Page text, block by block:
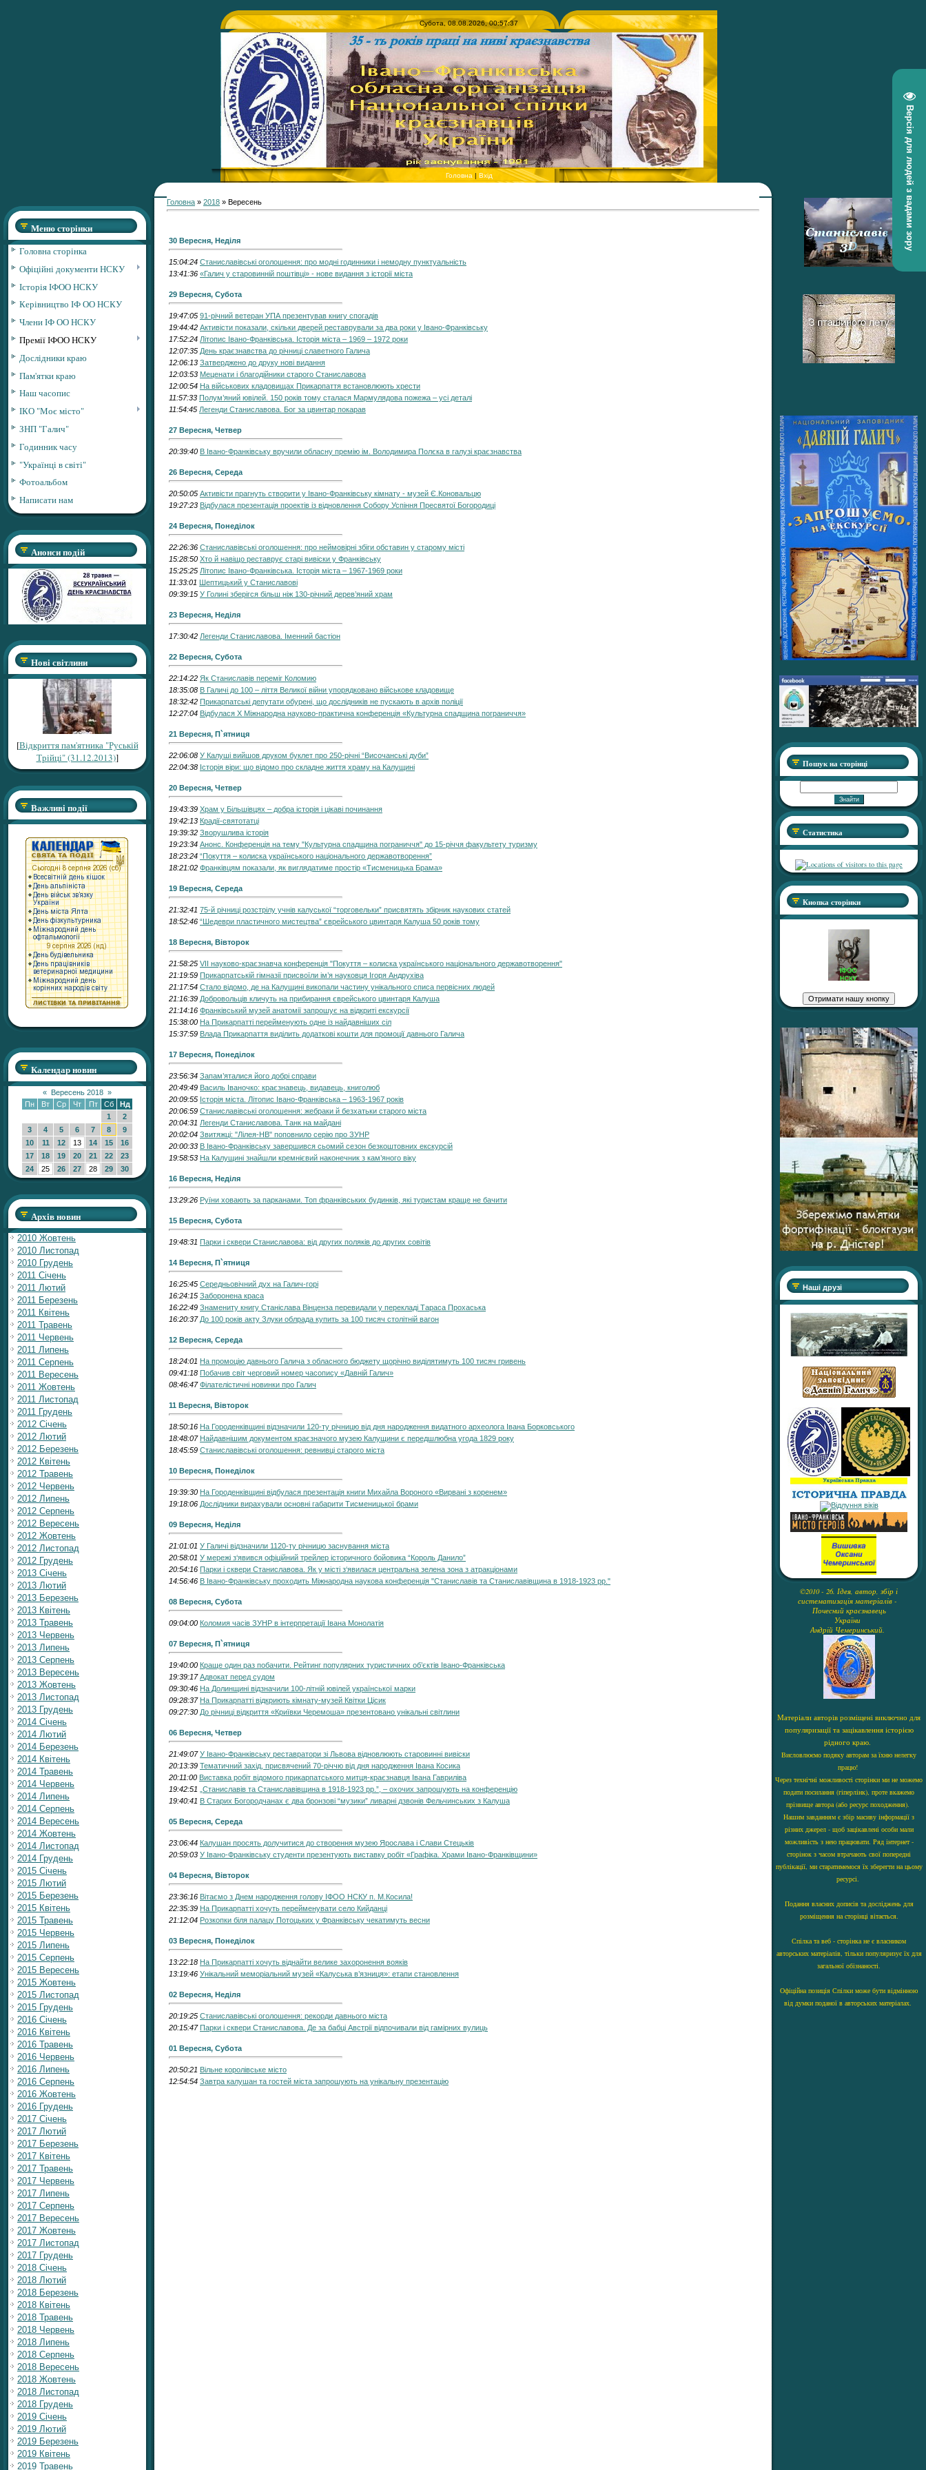
Версія для людей з вадами зору
Субота, 08.08.2026, 00:57:37
Головна | Вхід
Меню сторінки
Головна сторінка
Офіційні документи НСКУ
Історія ІФОО НСКУ
Керівництво ІФ ОО НСКУ
Члени ІФ ОО НСКУ
Премії ІФОО НСКУ
Дослідники краю
Пам'ятки краю
Наш часопис
ІКО "Моє місто"
ЗНП "Галич"
Годинник часу
"Українці в світі"
Фотоальбом
Написати нам
Анонси подій
Нові світлини
[Відкриття пам'ятника "Руській
Трійці" (31.12.2013)]
Важливі події
Календар новин
« Вересень 2018 »
Пн
Вт Ср Чт Пт Сб
Нд
1
2
3
4 5 6 7 8
9
10
11 12 13 14 15
16
17
18 19 20 21 22
23
24
25 26 27 28 29 30
Архів новин
2010 Жовтень
2010 Листопад
2010 Грудень
2011 Січень
2011 Лютий
2011 Березень
2011 Квітень
2011 Травень
2011 Червень
2011 Липень
2011 Серпень
2011 Вересень
2011 Жовтень
2011 Листопад
2011 Грудень
2012 Січень
2012 Лютий
2012 Березень
2012 Квітень
2012 Травень
2012 Червень
2012 Липень
2012 Серпень
2012 Вересень
2012 Жовтень
2012 Листопад
2012 Грудень
2013 Січень
2013 Лютий
2013 Березень
2013 Квітень
2013 Травень
2013 Червень
2013 Липень
2013 Серпень
2013 Вересень
2013 Жовтень
2013 Листопад
2013 Грудень
2014 Січень
2014 Лютий
2014 Березень
2014 Квітень
2014 Травень
2014 Червень
2014 Липень
2014 Серпень
2014 Вересень
2014 Жовтень
2014 Листопад
2014 Грудень
2015 Січень
2015 Лютий
2015 Березень
2015 Квітень
2015 Травень
2015 Червень
2015 Липень
2015 Серпень
2015 Вересень
2015 Жовтень
2015 Листопад
2015 Грудень
2016 Січень
2016 Квітень
2016 Травень
2016 Червень
2016 Липень
2016 Серпень
2016 Жовтень
2016 Грудень
2017 Січень
2017 Лютий
2017 Березень
2017 Квітень
2017 Травень
2017 Червень
2017 Липень
2017 Серпень
2017 Вересень
2017 Жовтень
2017 Листопад
2017 Грудень
2018 Січень
2018 Лютий
2018 Березень
2018 Квітень
2018 Травень
2018 Червень
2018 Липень
2018 Серпень
2018 Вересень
2018 Жовтень
2018 Листопад
2018 Грудень
2019 Січень
2019 Лютий
2019 Березень
2019 Квітень
2019 Травень
Головна » 2018 » Вересень
30 Вересня, Неділя
15:04:24 Станиславівські оголошення: про модні годинники і немодну пунктуальність
13:41:36 «Галич у старовинній поштівці» - нове видання з історії міста
29 Вересня, Субота
19:47:05 91-річний ветеран УПА презентував книгу спогадів
19:44:42 Активісти показали, скільки дверей реставрували за два роки у Івано-Франківську
17:52:24 Літопис Івано-Франківська. Історія міста – 1969 – 1972 роки
12:07:35 День краєзнавства до річниці славетного Галича
12:06:13 Затверджено до друку нові видання
12:03:53 Меценати і благодійники старого Станиславова
12:00:54 На військових кладовищах Прикарпаття встановлюють хрести
11:57:33 Полум’яний ювілей. 150 років тому сталася Мармулядова пожежа – усі деталі
11:54:45 Легенди Станиславова. Бог за цвинтар покарав
27 Вересня, Четвер
20:39:40 В Івано-Франківську вручили обласну премію ім. Володимира Полєка в галузі краєзнавства
26 Вересня, Середа
20:50:05 Активісти прагнуть створити у Івано-Франківську кімнату - музей Є.Коновальцю
19:27:23 Відбулася презентація проектів із відновлення Собору Успіння Пресвятої Богородиці
24 Вересня, Понеділок
22:26:36 Станиславівські оголошення: про неймовірні збіги обставин у старому місті
15:28:50 Хто й навіщо реставрує старі вивіски у Франківську
15:25:25 Літопис Івано-Франківська. Історія міста – 1967-1969 роки
11:33:01
Шептицький у Станиславові
09:39:15 У Голині зберігся більш ніж 130-річний дерев’яний храм
23 Вересня, Неділя
17:30:42 Легенди Станиславова. Іменний бастіон
22 Вересня, Субота
22:14:22 Як Станиславів переміг Коломию
18:35:08 В Галичі до 100 – ліття Великої війни упорядковано військове кладовище
18:32:42 Прикарпатські депутати обурені, що дослідників не пускають в архів поліції
12:27:04 Відбулася Х Міжнародна науково-практична конференція «Культурна спадщина пограниччя»
21 Вересня, П`ятниця
22:06:08 У Калуші вийшов друком буклет про 250-річні “Височанські дуби”
22:04:38 Історія віри: що відомо про складне життя храму на Калущині
20 Вересня, Четвер
19:43:39 Храм у Більшівцях – добра історія і цікаві починання
19:42:13 Крадії-святотатці
19:39:32 Зворушлива історія
19:23:34 Анонс. Конференція на тему "Культурна спадщина пограниччя" до 15-річчя факультету туризму
18:23:24 “Покуття – колиска українського національного державотворення”
18:21:02 Франківцям показали, як виглядатиме простір «Тисменицька Брама»
19 Вересня, Середа
21:32:41 75-й річниці розстрілу учнів калуської “торговельки” присвятять збірник наукових статей
18:52:46 “Шедеври пластичного мистецтва” єврейського цвинтаря Калуша 50 років тому
18 Вересня, Вівторок
21:58:25 VII науково-краєзнавча конференція "Покуття – колиска українського національного державотворення"
21:19:59 Прикарпатській гімназії присвоїли ім’я науковця Ігоря Андрухіва
21:17:54 Стало відомо, де на Калущині викопали частину унікального списа первісних людей
21:16:39 Добровольців кличуть на прибирання єврейського цвинтаря Калуша
21:14:16 Франківський музей анатомії запрошує на відкриті екскурсії
15:38:00 На Прикарпатті перейменують одне із найдавніших сіл
15:37:59 Влада Прикарпаття виділить додаткові кошти для промоції давнього Галича
17 Вересня, Понеділок
23:56:34 Запам’яталися його добрі справи
20:49:49 Василь Іваночко: краєзнавець, видавець, книголюб
20:09:55 Історія міста. Літопис Івано-Франківська – 1963-1967 років
20:06:59 Станиславівські оголошення: жебраки й безхатьки старого міста
20:04:31 Легенди Станиславова. Танк на майдані
20:02:04 Звитяжці: "Лілея-НВ" поповнило серію про ЗУНР
20:00:33 В Івано-Франківську завершився сьомий сезон безкоштовних екскурсій
19:58:53 На Калущині знайшли кремнієвий наконечник з кам’яного віку
16 Вересня, Неділя
13:29:26 Руїни ховають за парканами. Топ франківських будинків, які туристам краще не бачити
15 Вересня, Субота
19:48:31 Парки і сквери Станиславова: від других поляків до других совітів
14 Вересня, П`ятниця
16:25:45 Середньовічний дух на Галич-горі
16:24:15 Заборонена краса
16:22:49 Знамениту книгу Станіслава Вінценза перевидали у перекладі Тараса Прохаська
16:20:37 До 100 років акту Злуки облрада купить за 100 тисяч столітній вагон
12 Вересня, Середа
18:24:01 На промоцію давнього Галича з обласного бюджету щорічно виділятимуть 100 тисяч гривень
09:41:18 Побачив світ черговий номер часопису «Давній Галич»
08:46:47 Філателістичні новинки про Галич
11 Вересня, Вівторок
18:50:16 На Городенківщині відзначили 120-ту річницю від дня народження видатного археолога Івана Борковського
18:48:07 Найдавнішим документом краєзначого музею Калущини є передшлюбна угода 1829 року
18:45:59 Станиславівські оголошення: ревнивці старого міста
10 Вересня, Понеділок
19:39:30 На Городенківщині відбулася презентація книги Михайла Вороного «Вирвані з коренем»
19:18:06 Дослідники вирахували основні габарити Тисменицької брами
09 Вересня, Неділя
21:01:01 У Галичі відзначили 1120-ту річницю заснування міста
20:58:01 У мережі з‘явився офіційний трейлер історичного бойовика “Король Данило”
20:54:16 Парки і сквери Станиславова. Як у місті з‘явилася центральна зелена зона з атракціонами
14:56:46 В Івано-Франківську проходить Міжнародна наукова конференція "Станиславів та Станиславівщина в 1918-1923 рр."
08 Вересня, Субота
09:04:00 Коломия часів ЗУНР в інтерпретації Івана Монолатія
07 Вересня, П`ятниця
19:40:00 Краще один раз побачити. Рейтинг популярних туристичних об’єктів Івано-Франківська
19:39:17 Адвокат перед судом
09:30:46 На Долинщині відзначили 100-літній ювілей української марки
09:28:37 На Прикарпатті відкриють кімнату-музей Квітки Цісик
09:27:30 До річниці відкриття «Криївки Черемоша» презентовано унікальні світлини
06 Вересня, Четвер
21:49:07 У Івано-Франківську реставратори зі Львова відновлюють старовинні вивіски
20:13:39 Тематичний захід, присвячений 70-річчю від дня народження Івана Косика
20:11:00 Виставка робіт відомого прикарпатського митця-краєзнавця Івана Гавриліва
19:42:51
„Станиславів та Станиславівщина в 1918-1923 рр.”, – охочих запрошують на конференцію
19:40:41 В Старих Богородчанах є два бронзові “музики” ливарні дзвонів Фельчинських з Калуша
05 Вересня, Середа
23:06:44 Калушан просять долучитися до створення музею Ярослава і Слави Стецьків
20:59:03 У Івано-Франківську студенти презентують виставку робіт «Графіка. Храми Івано-Франківщини»
04 Вересня, Вівторок
23:36:16 Вітаємо з Днем народження голову ІФОО НСКУ п. М.Косила!
22:35:39 На Прикарпатті хочуть перейменувати село Кийданці
21:12:04 Розкопки біля палацу Потоцьких у Франківську чекатимуть весни
03 Вересня, Понеділок
13:22:18 На Прикарпатті хочуть віднайти велике захоронення вояків
13:19:46 Унікальний меморіальний музей «Калуська в’язниця»: етапи становлення
02 Вересня, Неділя
20:19:25 Станиславівські оголошення: рекорди давнього міста
20:15:47 Парки і сквери Станиславова. Де за бабці Австрії відпочивали від гамірних вулиць
01 Вересня, Субота
20:50:21 Вільне королівське місто
12:54:54 Завтра калушан та гостей міста запрошують на унікальну презентацію
Пошук на сторінці
Статистика
Кнопка сторінки
Наші друзі
©2010 - 26. Ідея, автор, збір і
систематизація матеріалів -
Почесний краєзнавець
України
Андрій Чемеринський.
Матеріали авторів розміщені виключно для
популяризації та зацікавлення історією
рідного краю.
Висловлюємо подяку авторам за їхню нелегку
працю!
Через технічні можливості сторінки ми не можемо
подати посилання (гіперлінк), проте вкажемо
прізвище автора (або ресурс походження).
Нашим завданням є збір масиву інформації з
різних джерел - щоб зацікавлені особи мали
можливість з нею працювати. Ряд інтернет -
сторінок з часом втрачають свої попередні
публікації, ми старатимемося їх зберегти на цьому
ресурсі.
Подання власних дописів та досліджень для
розміщення на сторінці вітається.
Спілка та веб - сторінка не є власником
авторських матеріалів, тільки популяризує їх для
загальної обізнаності.
Офіційна позиція Спілки може бути відмінною
від думки поданої в авторських матеріалах.